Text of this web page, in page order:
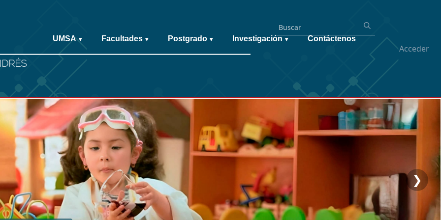
Acceder
UMSA ▾ Facultades ▾ Postgrado ▾ Investigación ▾ Contáctenos
❯